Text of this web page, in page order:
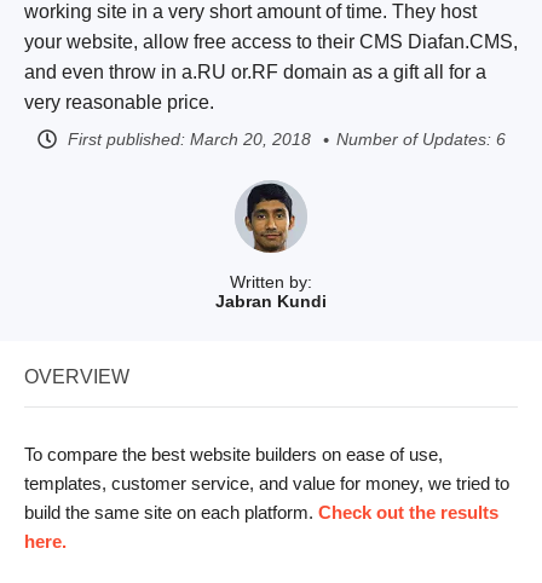
Written by:
Jabran Kundi
working site in a very short amount of time. They host
your website, allow free access to their CMS Diafan.CMS,
and even throw in a.RU or.RF domain as a gift all for a
very reasonable price.
First published: March 20, 2018 Number of Updates: 6
OVERVIEW
To compare the best website builders on ease of use,
templates, customer service, and value for money, we tried to
build the same site on each platform. Check out the results
here.